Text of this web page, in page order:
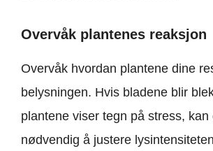
Overvåk plantenes reaksjon
Overvåk hvordan plantene dine
belysningen. Hvis bladene blir
plantene viser tegn på stress,
nødvendig å justere